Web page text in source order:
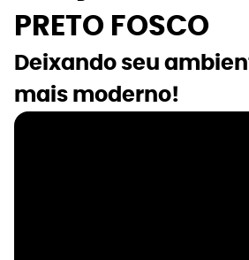
PRETO FOSCO
Deixando seu
mais moderno!